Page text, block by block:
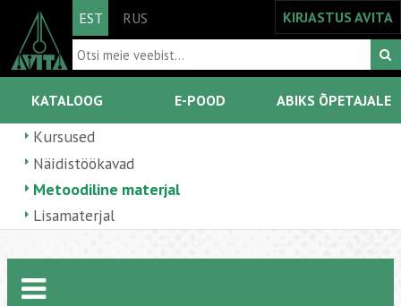
EST RUS KIRJASTUS AVITA
KATALOOG E-POOD ABIKS ÕPETAJALE
Kursused
Näidistöökavad
Metoodiline materjal
Lisamaterjal